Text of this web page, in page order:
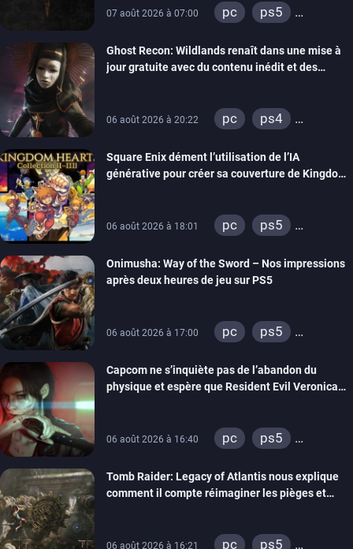
07 août 2026 à 07:00 pc
ps5
switch
ps4
xbox one
Ghost Recon: Wildlands renaît dans une mise à
jour gratuite avec du contenu inédit et des
06 août 2026 à 20:22 pc
ps4
Square Enix dément l’utilisation de l’IA
générative pour créer sa couverture de Kingdom
06 août 2026 à 18:01 pc
ps5
switch 2
Onimusha: Way of the Sword – Nos impressions
après deux heures de jeu sur PS5
06 août 2026 à 17:00 pc
ps5
switch 2
Capcom ne s’inquiète pas de l’abandon du
physique et espère que Resident Evil Veronica
06 août 2026 à 16:40 pc
ps5
switch 2
Tomb Raider: Legacy of Atlantis nous explique
comment il compte réimaginer les pièges et
06 août 2026 à 16:21 pc
ps5